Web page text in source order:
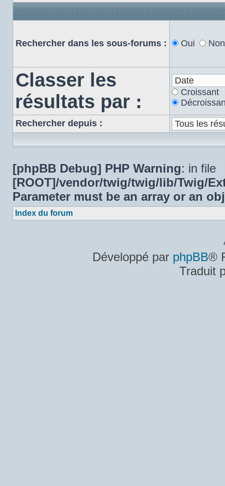
Rechercher dans les sous-forums : Oui Non
Classer les
résultats par :
Croissant
Rechercher depuis :
[phpBB Debug] PHP Warning: in file
[ROOT]/vendor/twig/twig/lib/Twig/
Parameter must be an array or an
Index du forum
Développé par phpBB®
Traduit